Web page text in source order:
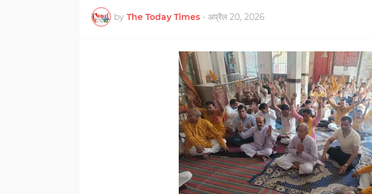
by The Today Times - अप्रैल 20, 2026